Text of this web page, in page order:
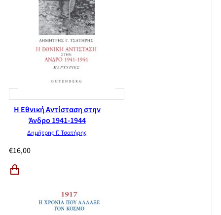
Η Εθνική Αντίσταση στην
Άνδρο 1941-1944
Δημήτρης Γ. Τσατήρης
€16,00